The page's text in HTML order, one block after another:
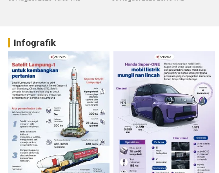
Infografik